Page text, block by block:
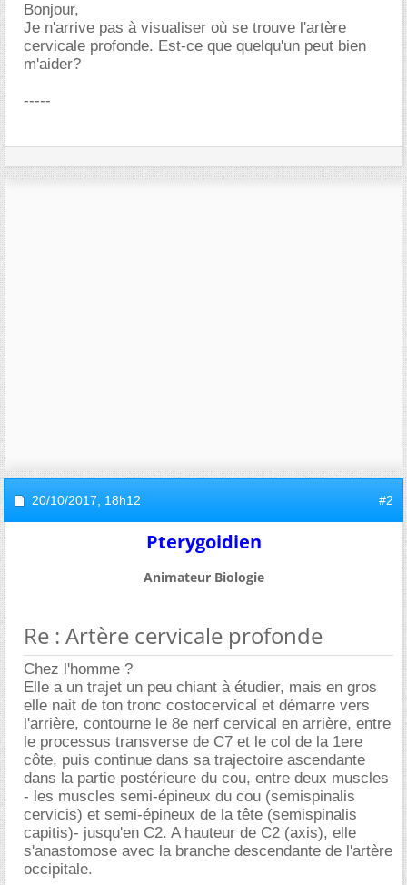
Bonjour,
Je n'arrive pas à visualiser où se trouve l'artère
cervicale profonde. Est-ce que quelqu'un peut bien
m'aider?
-----
20/10/2017, 18h12 #2
Pterygoidien
Animateur Biologie
Re : Artère cervicale profonde
Chez l'homme ?
Elle a un trajet un peu chiant à étudier, mais en gros
elle nait de ton tronc costocervical et démarre vers
l'arrière, contourne le 8e nerf cervical en arrière, entre
le processus transverse de C7 et le col de la 1ere
côte, puis continue dans sa trajectoire ascendante
dans la partie postérieure du cou, entre deux muscles
- les muscles semi-épineux du cou (semispinalis
cervicis) et semi-épineux de la tête (semispinalis
capitis)- jusqu'en C2. A hauteur de C2 (axis), elle
s'anastomose avec la branche descendante de l'artère
occipitale.